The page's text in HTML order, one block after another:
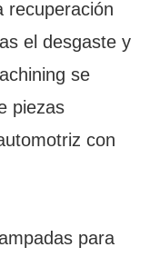
recuperación
el desgaste y
se
piezas
con
para